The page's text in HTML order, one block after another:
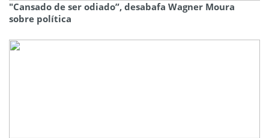
"Cansado de ser odiado”, desabafa Wagner Moura
sobre política